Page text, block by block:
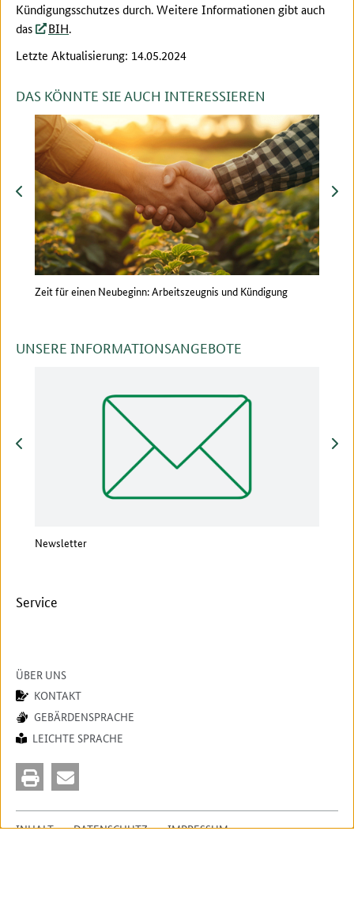
Kündigungsschutzes durch. Weitere Informationen gibt auch
das
BIH.
Letzte Aktualisierung: 14.05.2024
DAS KÖNNTE SIE AUCH INTERESSIEREN
zurück
Zeit für einen Neubeginn: Arbeitszeugnis und Kündigung
vor
UNSERE INFORMATIONSANGEBOTE
Newsletter
vor
Service
ÜBER UNS
KONTAKT
GEBÄRDENSPRACHE
LEICHTE SPRACHE
INHALT DATENSCHUTZ
IMPRESSUM